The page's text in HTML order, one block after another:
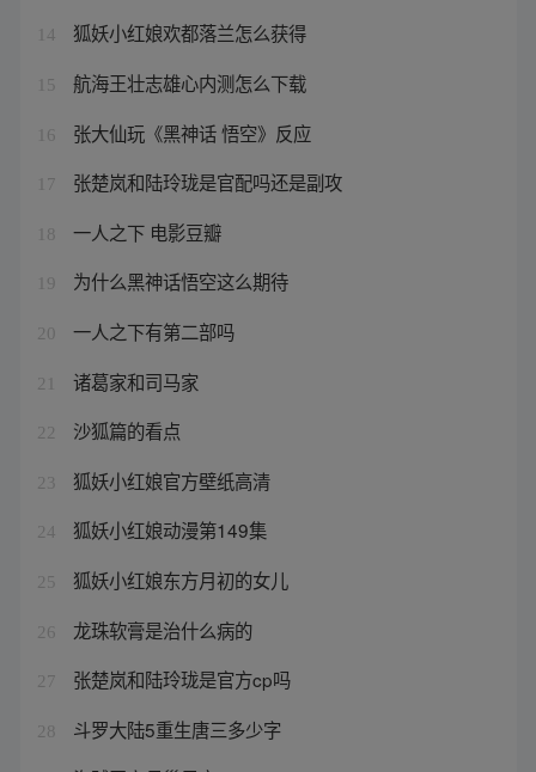
14 狐妖小红娘欢都落兰怎么获得
15 航海王壮志雄心内测怎么下载
16 张大仙玩《黑神话 悟空》反应
17 张楚岚和陆玲珑是官配吗还是副攻
18 一人之下 电影豆瓣
19 为什么黑神话悟空这么期待
20 一人之下有第二部吗
21 诸葛家和司马家
22 沙狐篇的看点
23 狐妖小红娘官方壁纸高清
24 狐妖小红娘动漫第149集
25 狐妖小红娘东方月初的女儿
26 龙珠软膏是治什么病的
27 张楚岚和陆玲珑是官方cp吗
28 斗罗大陆5重生唐三多少字